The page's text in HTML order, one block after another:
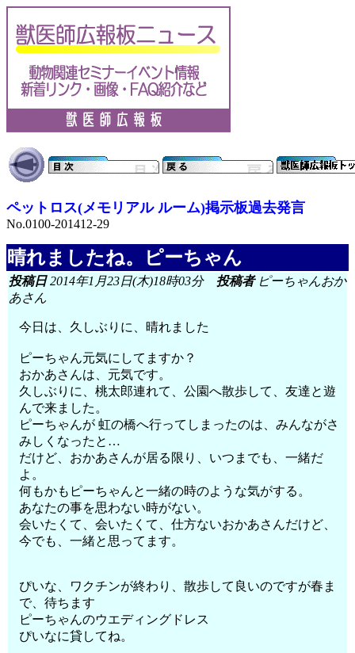
ペットロス(メモリアル ルーム)掲示板過去発言
No.0100-201412-29
晴れましたね。ピーちゃん
投稿日2014年1月23日(木)18時03分 投稿者ピーちゃんおか
あさん
今日は、久しぶりに、晴れました
ピーちゃん元気にしてますか？
おかあさんは、元気です。
久しぶりに、桃太郎連れて、公園へ散歩して、友達と遊
んで来ました。
ピーちゃんが 虹の橋へ行ってしまったのは、みんながさ
みしくなったと…
だけど、おかあさんが居る限り、いつまでも、一緒だ
よ。
何もかもピーちゃんと一緒の時のような気がする。
あなたの事を思わない時がない。
会いたくて、会いたくて、仕方ないおかあさんだけど、
今でも、一緒と思ってます。
ぴいな、ワクチンが終わり、散歩して良いのですが春ま
で、待ちます
ピーちゃんのウエディングドレス
ぴいなに貸してね。